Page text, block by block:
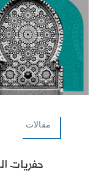
مقالات
حفريات